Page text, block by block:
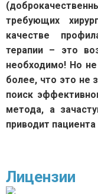
требующих
качестве
терапии – это
необходимо! Но
более, что это не
поиск
метода, а
приводит
Лицензии